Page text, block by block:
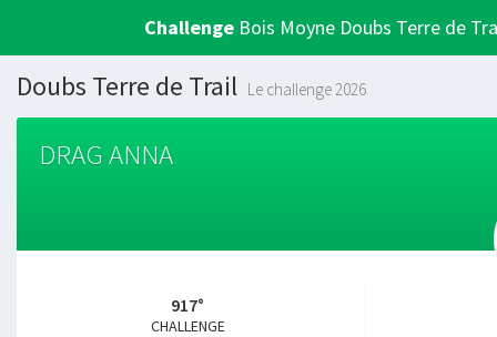
Challenge Bois Moyne Doubs Terre de
Doubs Terre de Trail Le challenge 2026
DRAG ANNA
917°
CHALLENGE